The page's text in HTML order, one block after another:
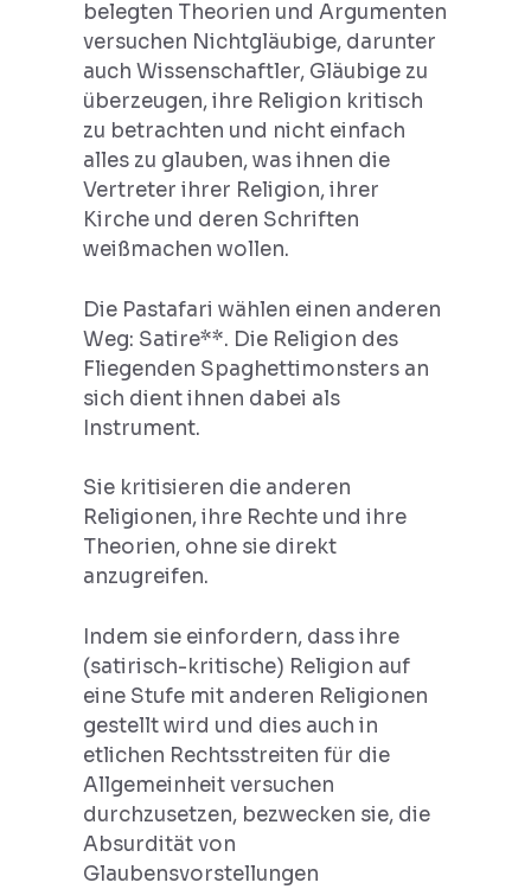
belegten Theorien und Argumenten
versuchen Nichtgläubige, darunter
auch Wissenschaftler, Gläubige zu
überzeugen, ihre Religion kritisch
zu betrachten und nicht einfach
alles zu glauben, was ihnen die
Vertreter ihrer Religion, ihrer
Kirche und deren Schriften
weißmachen wollen.
Die Pastafari wählen einen anderen
Weg: Satire**. Die Religion des
Fliegenden Spaghettimonsters an
sich dient ihnen dabei als
Instrument.
Sie kritisieren die anderen
Religionen, ihre Rechte und ihre
Theorien, ohne sie direkt
anzugreifen.
Indem sie einfordern, dass ihre
(satirisch-kritische) Religion auf
eine Stufe mit anderen Religionen
gestellt wird und dies auch in
etlichen Rechtsstreiten für die
Allgemeinheit versuchen
durchzusetzen, bezwecken sie, die
Absurdität von
Glaubensvorstellungen